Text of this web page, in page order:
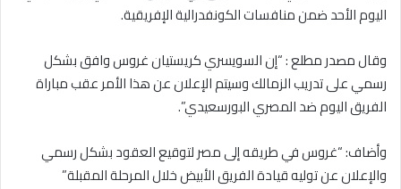
اليوم الأحد ضمن منافسات الكونفدرالية الإفريقية.
وقال مصدر مطلع : “إن السويسري كريستيان غروس وافق بشكل
رسمي على تدريب الزمالك وسيتم الإعلان عن هذا الأمر عقب مباراة
الفريق اليوم ضد المصري البورسعيدي”.
وأضاف: “غروس في طريقه إلى مصر لتوقيع العقود بشكل رسمي
والإعلان عن توليه قيادة الفريق الأبيض خلال المرحلة المقبلة”